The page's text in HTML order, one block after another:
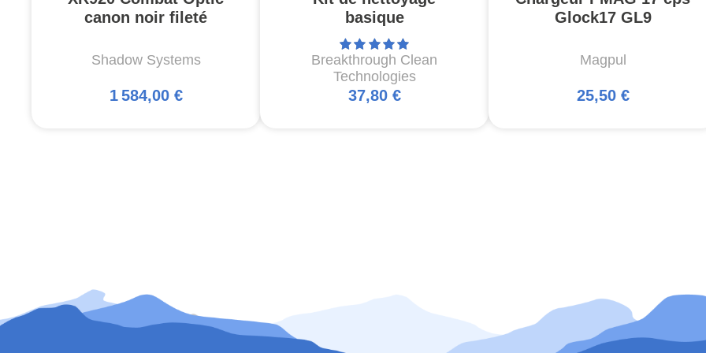
canon noir fileté
Shadow Systems
1 584,00 €
basique
Breakthrough Clean
Technologies
37,80 €
Glock17 GL9
Magpul
25,50 €